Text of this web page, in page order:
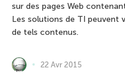
sur des pages Web
Les solutions de TI peuvent
de tels contenus.
22 Avr 2015